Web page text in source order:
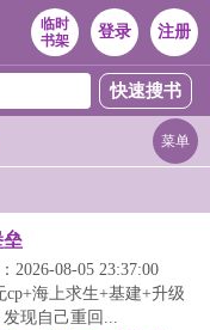
临时
书架
登录 注册
菜单
垒
2026-08-05 23:37:00
海上求生+基建+升级
现自己重回...